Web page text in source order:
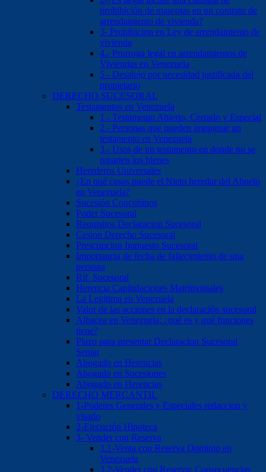
prohibición de mascotas en un contrato de
arrendamiento de vivienda?
3- Prohibicion en Ley de arrendamiento de
vivienda
4.- Prorroga legal en arrendamientos de
Viviendas en Venezuela
5.- Desalojo por necesidad justificada del
propietario
DERECHO SUCESORAL
Testamentos en Venezuela
1.- Testamento Abierto, Cerrado y Especial
2.- Personas que pueden impugnar un
testamento en Venezuela
3.- Usos de un testamento en donde no se
reparten los bienes
Herederos Universales
¿En qué casos puede el Nieto heredar del Abuelo
en Venezuela?
Sucesión Concubinos
Poder Sucesoral
Requisitos Declaracion Sucesoral
Cesion Derecho Sucesoral
Prescripcion Impuesto Sucesoral
Importancia de fecha de fallecimiento de una
persona
Rif Sucesoral
Herencia Capitulaciones Matrimoniales
La Legitima en Venezuela
Valor de las acciones en la declaración sucesoral
Albacea en Venezuela: ¿qué es y qué funciones
tiene?
Plazo para presentar Declaracion Sucesoral
Seniat
Abogado en Herencias
Abogado en Sucesiones
Abogado en Herencias
DERECHO MERCANTIL
1-Poderes Generales y Especiales redaccion y
visado
2-Ejecución Hipoteca
3- Vender con Reserva
3.1-Venta con Reserva Dominio en
Venezuela
3.2-Vender con Reserva: Consecuencias